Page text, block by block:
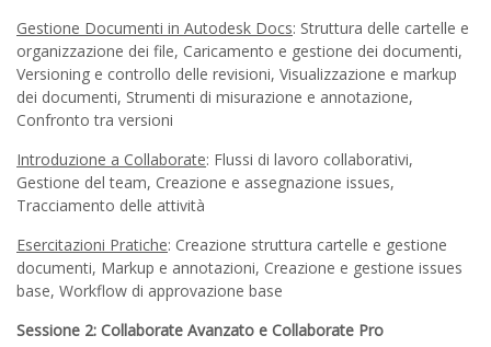
Gestione Documenti in Autodesk Docs: Struttura delle cartelle e
organizzazione dei file, Caricamento e gestione dei documenti,
Versioning e controllo delle revisioni, Visualizzazione e markup
dei documenti, Strumenti di misurazione e annotazione,
Confronto tra versioni
Introduzione a Collaborate: Flussi di lavoro collaborativi,
Gestione del team, Creazione e assegnazione issues,
Tracciamento delle attività
Esercitazioni Pratiche: Creazione struttura cartelle e gestione
documenti, Markup e annotazioni, Creazione e gestione issues
base, Workflow di approvazione base
Sessione 2: Collaborate Avanzato e Collaborate Pro